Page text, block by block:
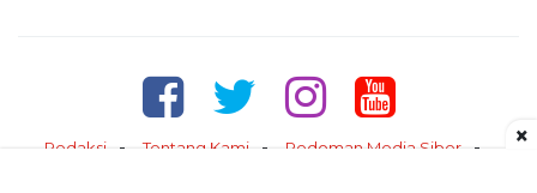
Redaksi Tentang Kami
Pedoman Media Siber
×